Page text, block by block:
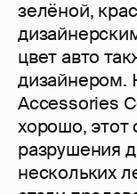
зелёной,
цвет авто
дизайнером.
Accessories
хорошо, этот
разрушения
нескольких